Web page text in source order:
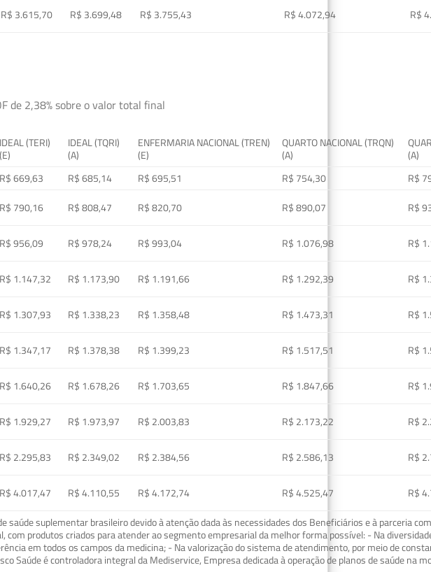
R$ 3.615,70 R$ 3.699,48 R$ 3.755,43 R$ 4.072,94 R$
de 2,38% sobre o valor total final
IDEAL (TERI)
(E)
IDEAL (TQRI)
(A)
ENFERMARIA NACIONAL (TREN)
(E)
QUARTO NACIONAL (TRQN)
(A)
(A)
R$ 669,63 R$ 685,14 R$ 695,51 R$ 754,30
R$
R$ 790,16 R$ 808,47 R$ 820,70 R$ 890,07
R$
R$ 956,09 R$ 978,24 R$ 993,04 R$ 1.076,98
R$
R$ 1.147,32 R$ 1.173,90 R$ 1.191,66 R$ 1.292,39
R$
R$ 1.307,93 R$ 1.338,23 R$ 1.358,48 R$ 1.473,31
R$
R$ 1.347,17 R$ 1.378,38 R$ 1.399,23 R$ 1.517,51
R$
R$ 1.640,26 R$ 1.678,26 R$ 1.703,65 R$ 1.847,66
R$
R$ 1.929,27 R$ 1.973,97 R$ 2.003,83 R$ 2.173,22
R$
R$ 2.295,83 R$ 2.349,02 R$ 2.384,56 R$ 2.586,13
R$
R$ 4.017,47 R$ 4.110,55 R$ 4.172,74 R$ 4.525,47
R$
suplementar brasileiro devido à atenção dada às necessidades dos Beneficiários e à parceria
produtos criados para atender ao segmento empresarial da melhor forma possível: - Na
em todos os campos da medicina; - Na valorização do sistema de atendimento, por meio de
Saúde é controladora integral da Mediservice, Empresa dedicada à operação de planos de saúde na